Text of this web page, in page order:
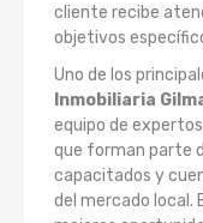
cliente recibe
objetivos
Uno de los
Inmobiliaria
equipo de
que forman parte
capacitados y
del mercado local.